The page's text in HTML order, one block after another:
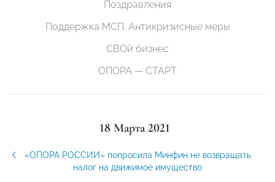
Поздравления
Поддержка МСП. Антикризисные меры
СВОй бизнес
ОПОРА — СТАРТ
18 Марта 2021
«ОПОРА РОССИИ» попросила Минфин не возвращать
налог на движимое имущество